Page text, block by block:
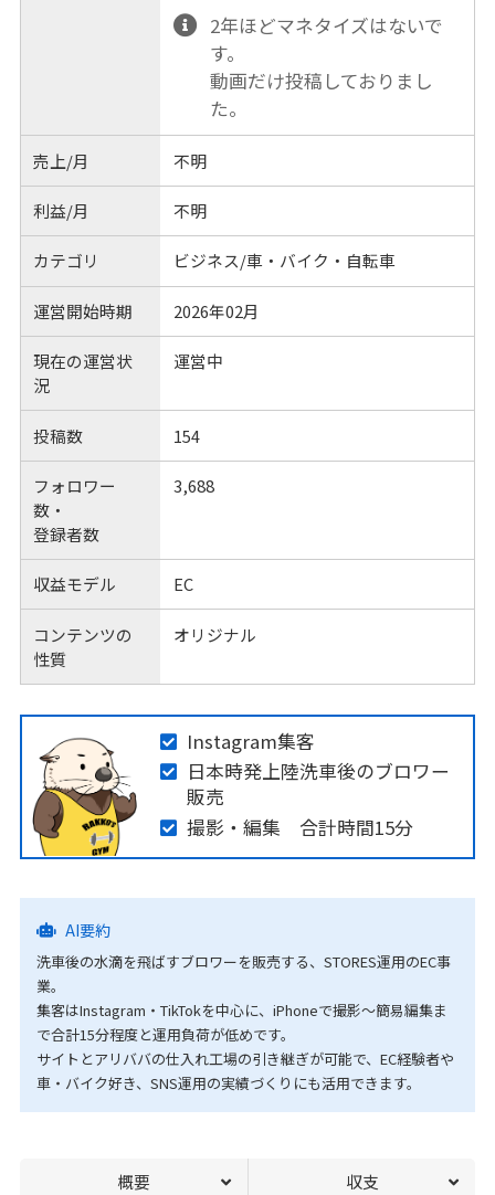
2年ほどマネタイズはないで
す。
動画だけ投稿しておりまし
た。
売上/月 不明
利益/月 不明
カテゴリ ビジネス/車・バイク・自転車
運営開始時期 2026年02月
現在の運営状
況
運営中
投稿数 154
フォロワー
数・
登録者数
3,688
収益モデル EC
コンテンツの
性質
オリジナル
Instagram集客
日本時発上陸洗車後のブロワー
販売
撮影・編集 合計時間15分
AI要約
洗車後の水滴を飛ばすブロワーを販売する、STORES運用のEC事
業。
集客はInstagram・TikTokを中心に、iPhoneで撮影〜簡易編集ま
で合計15分程度と運用負荷が低めです。
サイトとアリババの仕入れ工場の引き継ぎが可能で、EC経験者や
車・バイク好き、SNS運用の実績づくりにも活用できます。
概要 収支